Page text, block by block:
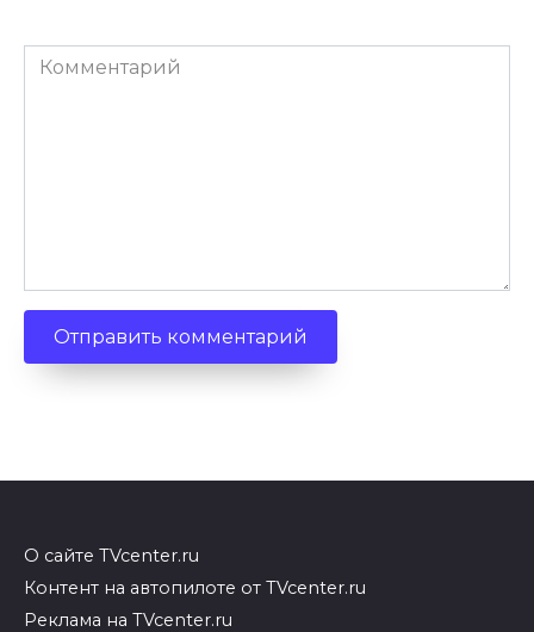
Комментарий
О сайте TVcenter.ru
Контент на автопилоте от TVcenter.ru
Реклама на TVcenter.ru